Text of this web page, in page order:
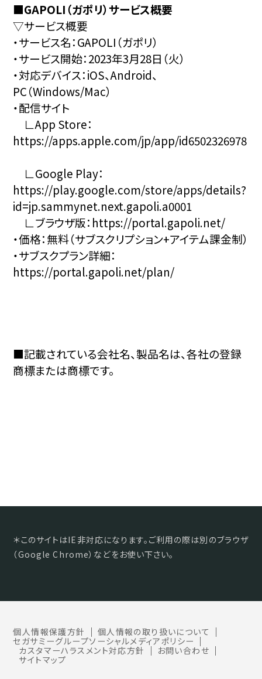
■GAPOLI（ガポリ）サービス概要
▽サービス概要
・サービス名：GAPOLI（ガポリ）
・サービス開始：2023年3月28日（火）
・対応デバイス：iOS、Android、
PC（Windows/Mac）
・配信サイト
∟App Store：
https://apps.apple.com/jp/app/id6502326978
∟Google Play：
https://play.google.com/store/apps/details?
id=jp.sammynet.next.gapoli.a0001
∟ブラウザ版： https://portal.gapoli.net/
・価格：無料（サブスクリプション+アイテム課金制）
・サブスクプラン詳細：
https://portal.gapoli.net/plan/
■記載されている会社名、製品名は、各社の登録
商標または商標です。
＊このサイトはIE非対応になります。ご利用の際は別のブラウザ
（Google Chrome）などをお使い下さい。
個人情報保護方針
個人情報の取り扱いについて
セガサミーグループソーシャルメディアポリシー
カスタマーハラスメント対応方針
お問い合わせ
サイトマップ